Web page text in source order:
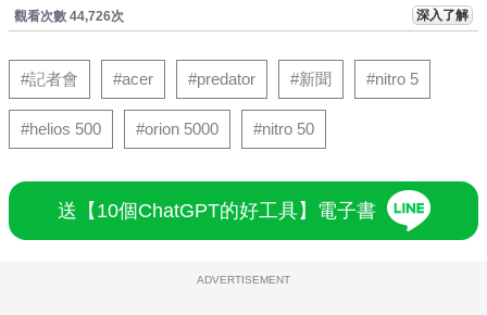
觀看次數 44,726次 深入了解
#記者會 #acer #predator #新聞 #nitro 5
#helios 500 #orion 5000 #nitro 50
送【10個ChatGPT的好工具】電子書
ADVERTISEMENT